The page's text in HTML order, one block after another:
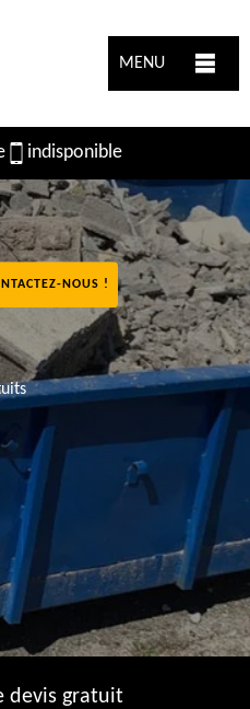
MENU
indisponible
NOUS !
devis gratuit